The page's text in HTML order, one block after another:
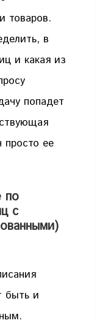
товаров.
в
и какая из
попадет
просто ее
по
с
быть и